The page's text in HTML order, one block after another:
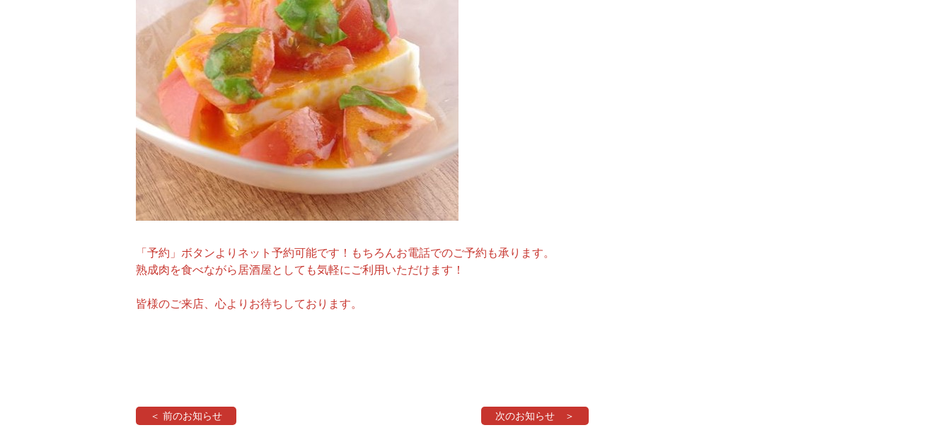
「予約」ボタンよりネット予約可能です！もちろんお電話でのご予約も承ります。
熟成肉を食べながら居酒屋としても気軽にご利用いただけます！
皆様のご来店、心よりお待ちしております。
＜ 前のお知らせ 次のお知らせ ＞